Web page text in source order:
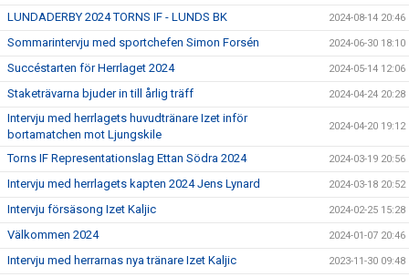
LUNDADERBY 2024 TORNS IF - LUNDS BK 2024-08-14 20:46
Sommarintervju med sportchefen Simon Forsén 2024-06-30 18:10
Succéstarten för Herrlaget 2024 2024-05-14 12:06
Staketrävarna bjuder in till årlig träff 2024-04-24 20:28
Intervju med herrlagets huvudtränare Izet inför
bortamatchen mot Ljungskile
2024-04-20 19:12
Torns IF Representationslag Ettan Södra 2024 2024-03-19 20:56
Intervju med herrlagets kapten 2024 Jens Lynard 2024-03-18 20:52
Intervju försäsong Izet Kaljic 2024-02-25 15:28
Välkommen 2024 2024-01-07 20:46
Intervju med herrarnas nya tränare Izet Kaljic 2023-11-30 09:48